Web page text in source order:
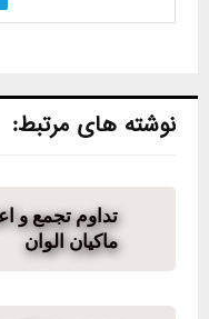
نوشته های مرتبط:
تداوم تجمع و
ماکیان الوان